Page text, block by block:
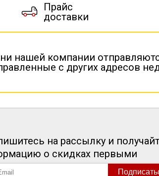
Прайс
доставки
нашей компании
с других адресов
на рассылку и
о скидках первыми